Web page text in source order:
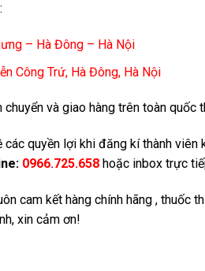
– Hà Đông – Hà Nội
Công Trứ, Hà Đông, Hà Nội
chuyển và giao hàng trên toàn
quyền lợi khi đăng kí thành
0966.725.658 hoặc inbox trực
cam kết hàng chính hãng , thuốc
xin cảm ơn!